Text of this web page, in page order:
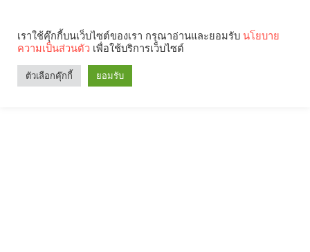
เราใช้คุ๊กกี้บนเว็บไซต์ของเรา กรุณาอ่านและยอมรับ นโยบาย
ความเป็นส่วนตัว เพื่อใช้บริการเว็บไซต์
ตัวเลือกคุ๊กกี้ ยอมรับ